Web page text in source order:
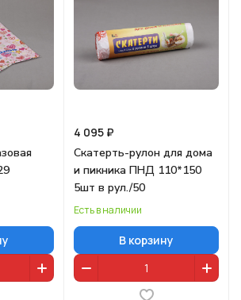
4 095 ₽
Скатерть-рулон для дома
и пикника ПНД 110*150
5шт в рул./50
Есть в наличии
В корзину